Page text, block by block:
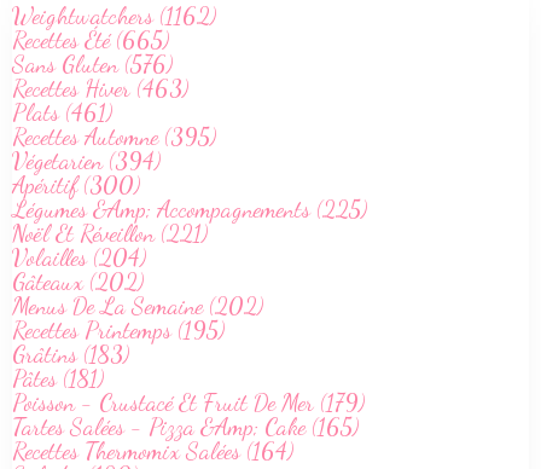
Weightwatchers (1162)
Recettes Été (665)
Sans Gluten (576)
Recettes Hiver (463)
Plats (461)
Recettes Automne (395)
Végetarien (394)
Apéritif (300)
Légumes &Amp; Accompagnements (225)
Noël Et Réveillon (221)
Volailles (204)
Gâteaux (202)
Menus De La Semaine (202)
Recettes Printemps (195)
Grâtins (183)
Pâtes (181)
Poisson - Crustacé Et Fruit De Mer (179)
Tartes Salées - Pizza &Amp; Cake (165)
Recettes Thermomix Salées (164)